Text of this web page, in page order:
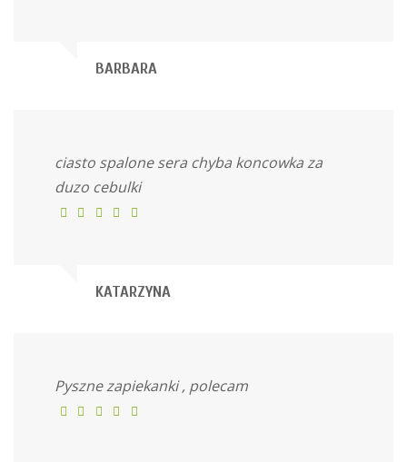
BARBARA
ciasto spalone sera chyba koncowka za
duzo cebulki
KATARZYNA
Pyszne zapiekanki , polecam